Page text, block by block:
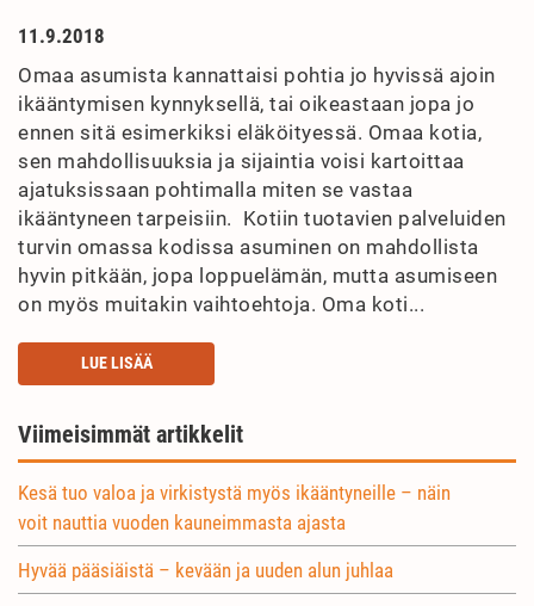
11.9.2018
Omaa asumista kannattaisi pohtia jo hyvissä ajoin
ikääntymisen kynnyksellä, tai oikeastaan jopa jo
ennen sitä esimerkiksi eläköityessä. Omaa kotia,
sen mahdollisuuksia ja sijaintia voisi kartoittaa
ajatuksissaan pohtimalla miten se vastaa
ikääntyneen tarpeisiin. Kotiin tuotavien palveluiden
turvin omassa kodissa asuminen on mahdollista
hyvin pitkään, jopa loppuelämän, mutta asumiseen
on myös muitakin vaihtoehtoja. Oma koti...
LUE LISÄÄ
Viimeisimmät artikkelit
Kesä tuo valoa ja virkistystä myös ikääntyneille – näin
voit nauttia vuoden kauneimmasta ajasta
Hyvää pääsiäistä – kevään ja uuden alun juhlaa